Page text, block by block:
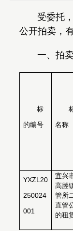
受委托
公开拍卖，
一、拍
标
的编号
名称
YXZL20
250024
001
宜兴
高塍
管所
直管
的租